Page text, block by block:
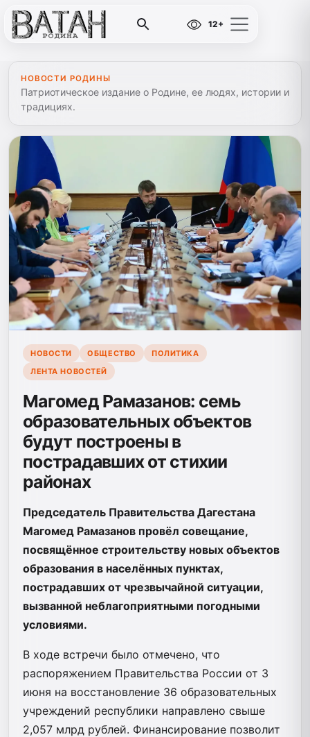
12+
НОВОСТИ РОДИНЫ
Патриотическое издание о Родине, ее людях, истории и
традициях.
НОВОСТИ ОБЩЕСТВО
ПОЛИТИКА
ЛЕНТА НОВОСТЕЙ
Магомед Рамазанов: семь
образовательных объектов
будут построены в
пострадавших от стихии
районах
Председатель Правительства Дагестана
Магомед Рамазанов провёл совещание,
посвящённое строительству новых объектов
образования в населённых пунктах,
пострадавших от чрезвычайной ситуации,
вызванной неблагоприятными погодными
условиями.
В ходе встречи было отмечено, что
распоряжением Правительства России от 3
июня на восстановление 36 образовательных
учреждений республики направлено свыше
2,057 млрд рублей. Финансирование позволит